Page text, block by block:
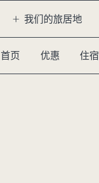
我们的旅居地
首页 优惠 住宿